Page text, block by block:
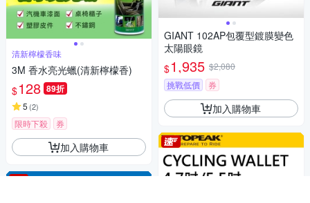
清新檸檬香味
3M 香水亮光蠟(清新檸檬香)
$128 89折
5 (2)
限時下殺 券
加入購物車
GIANT 102AP包覆型鍍膜變色
太陽眼鏡
$1,935 $2,080
挑戰低價
券
加入購物車